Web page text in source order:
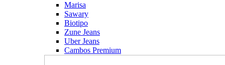
Marisa
Sawary
Biotipo
Zune Jeans
Uber Jeans
Cambos Premium